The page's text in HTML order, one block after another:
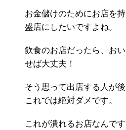
お金儲けのためにお店を
盛店にしたいですよね。
飲食のお店だったら、お
せば大丈夫！
そう思って出店する人が後
これでは絶対ダメです。
これが潰れるお店なんです